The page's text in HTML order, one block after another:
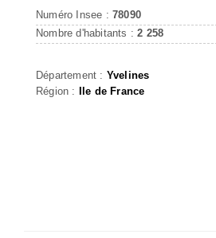
Numéro Insee : 78090
Nombre d'habitants :2 258
Département : Yvelines
Région : Ile de France